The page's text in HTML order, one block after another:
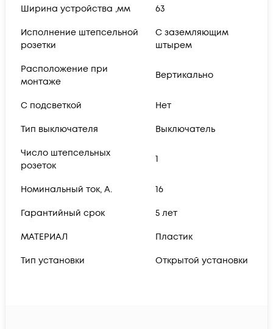
Ширина устройства ,мм 63
Исполнение штепсельной
розетки
С заземляющим
штырем
Расположение при
монтаже
Вертикально
С подсветкой Нет
Тип выключателя Выключатель
Число штепсельных
розеток
1
Номинальный ток, А. 16
Гарантийный срок 5 лет
МАТЕРИАЛ Пластик
Тип установки Открытой установки